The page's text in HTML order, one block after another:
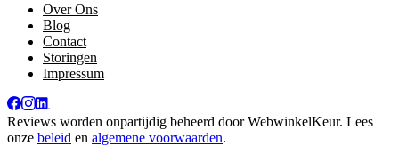
Over Ons
Blog
Contact
Storingen
Impressum
Reviews worden onpartijdig beheerd doorWebwinkelKeur. Lees
onze beleid en algemene voorwaarden.